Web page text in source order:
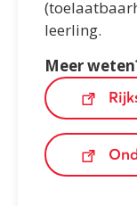
leerling.
Meer